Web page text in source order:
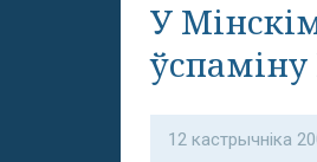
У
12 кастрычніка